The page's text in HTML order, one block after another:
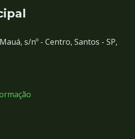
s/nº - Centro, Santos - SP,